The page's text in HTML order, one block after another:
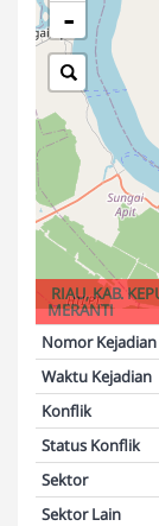
-
RIAU, KAB.
MERANTI
Nomor Kejadian
Waktu Kejadian
Konflik
Status Konflik
Sektor
Sektor Lain